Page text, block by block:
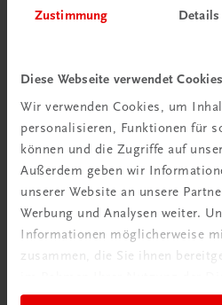
Zustimmung Details
Diese Webseite verwendet Cookies
Wir verwenden Cookies, um
personalisieren, Funktionen für
können und die Zugriffe auf
Außerdem geben wir
unserer Website an unsere
Werbung und Analysen weiter.
Informationen möglicherweise
zusammen, die Sie ihnen
Bildung
Englisch – Forms and
(SRDP)